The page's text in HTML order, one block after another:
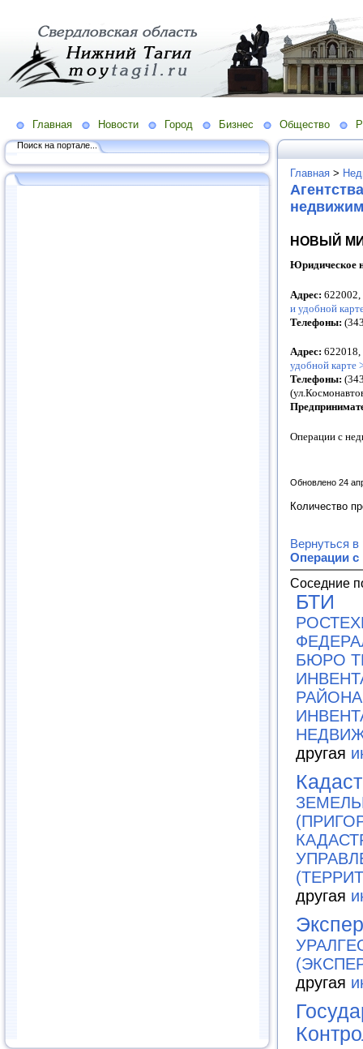
Главная Новости Город Бизнес Общество
Поиск на портале...
Главная >
НОВЫЙ
Юридическое
Адрес:
и удобной
Телефоны:
Адрес:
удобной карте
Телефоны:
Операции с
Обновлено 24
Количество
Вернуться
Операции
Соседние
БТИ
БЮРО
другая
другая
другая